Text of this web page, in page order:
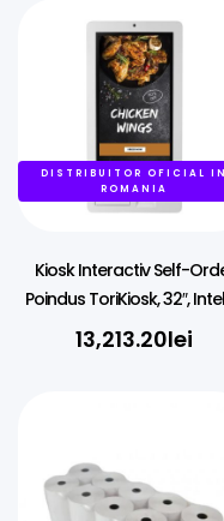
DISTRIBUITOR OFICIAL IN
ROMANIA
Kiosk Interactiv Self-
Poindus ToriKiosk, 32″,
8GB RAM, SSD, Imprimantă
Scanner 2D, Perete
13,213.20lei